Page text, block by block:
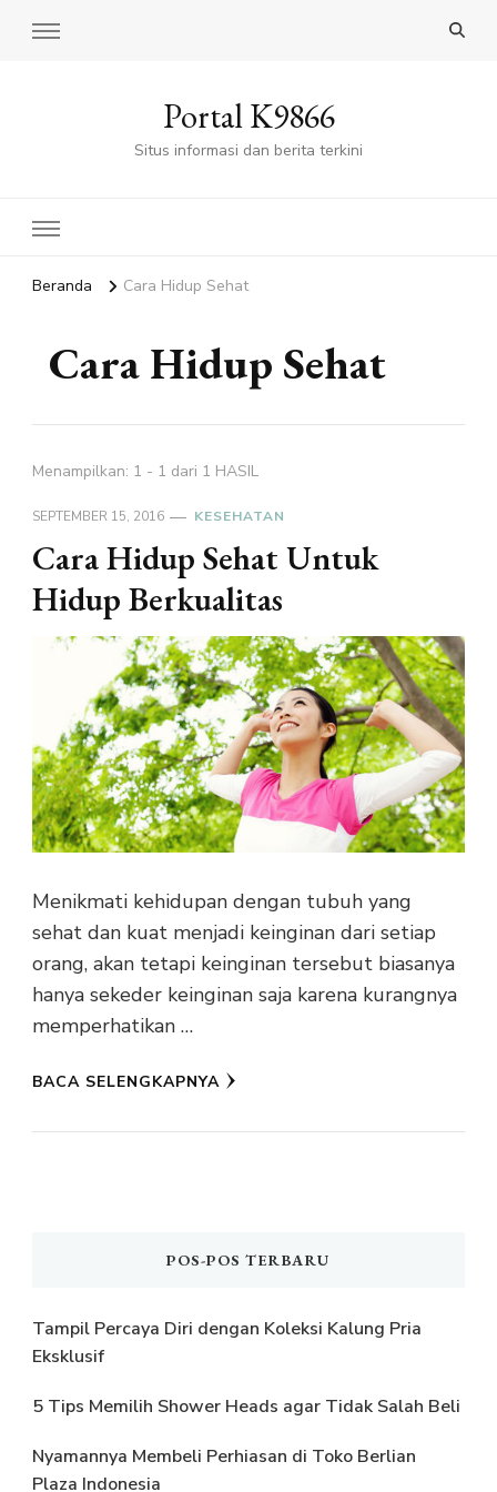
Portal K9866
Situs informasi dan berita terkini
Beranda Cara Hidup Sehat
Cara Hidup Sehat
Menampilkan: 1 - 1 dari 1 HASIL
SEPTEMBER 15, 2016 KESEHATAN
Cara Hidup Sehat Untuk
Hidup Berkualitas
Menikmati kehidupan dengan tubuh yang
sehat dan kuat menjadi keinginan dari setiap
orang, akan tetapi keinginan tersebut biasanya
hanya sekeder keinginan saja karena kurangnya
memperhatikan …
BACA SELENGKAPNYA
POS-POS TERBARU
Tampil Percaya Diri dengan Koleksi Kalung Pria
Eksklusif
5 Tips Memilih Shower Heads agar Tidak Salah Beli
Nyamannya Membeli Perhiasan di Toko Berlian
Plaza Indonesia